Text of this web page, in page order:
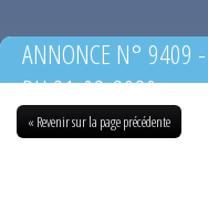
ANNONCE N° 9409 -
DU 21-02-2020
« Revenir sur la page précédente